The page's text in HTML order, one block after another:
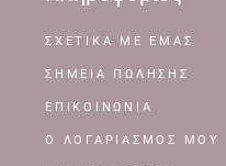
ΣΧΕΤΙΚΆ ΜΕ ΕΜΆΣ
ΣΗΜΕΊΑ ΠΏΛΗΣΗΣ
ΕΠΙΚΟΙΝΩΝΊΑ
Ο ΛΟΓΑΡΙΑΣΜΌΣ ΜΟΥ